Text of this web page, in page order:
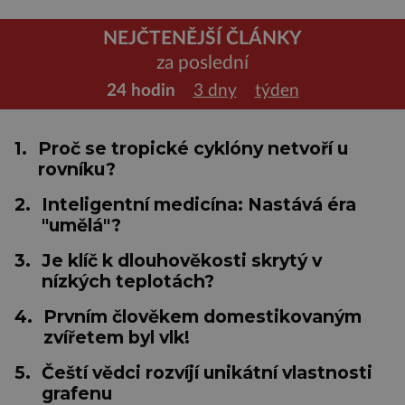
NEJČTENĚJŠÍ ČLÁNKY
za poslední
24 hodin 3 dny týden
1.
Proč se tropické cyklóny netvoří u
rovníku?
2.
Inteligentní medicína: Nastává éra
"umělá"?
3. Je klíč k dlouhověkosti skrytý v
nízkých teplotách?
4.
Prvním člověkem domestikovaným
zvířetem byl vlk!
5. Čeští vědci rozvíjí unikátní vlastnosti
grafenu